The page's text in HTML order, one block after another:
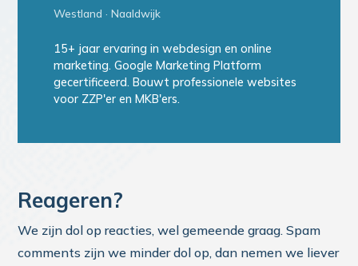
Westland · Naaldwijk
15+ jaar ervaring in webdesign en online
marketing. Google Marketing Platform
gecertificeerd. Bouwt professionele websites
voor ZZP'er en MKB'ers.
Reageren?
We zijn dol op reacties, wel gemeende graag. Spam
comments zijn we minder dol op, dan nemen we liever